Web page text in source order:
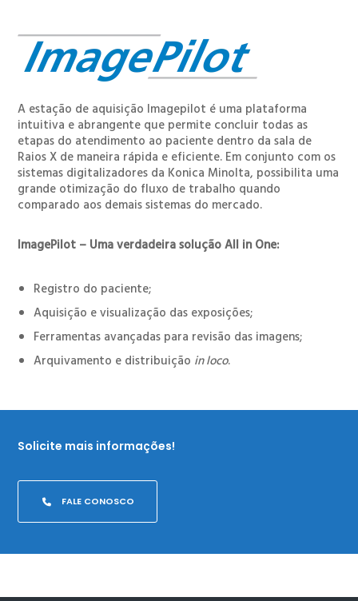
A estação de aquisição lmagepilot é uma plataforma
intuitiva e abrangente que permite concluir todas as
etapas do atendimento ao paciente dentro da sala de
Raios X de maneira rápida e eficiente. Em conjunto com os
sistemas digitalizadores da Konica Minolta, possibilita uma
grande otimização do fluxo de trabalho quando
comparado aos demais sistemas do mercado.
ImagePilot – Uma verdadeira solução All in One:
Registro do paciente;
Aquisição e visualização das exposições;
Ferramentas avançadas para revisão das imagens;
Arquivamento e distribuição in loco.
Solicite mais informações!
FALE CONOSCO